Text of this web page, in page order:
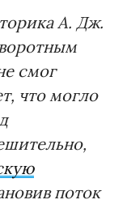
А. Дж.
смог
что могло
поток